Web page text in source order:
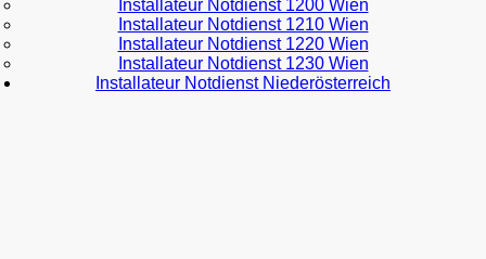
Installateur Notdienst 1200 Wien
Installateur Notdienst 1210 Wien
Installateur Notdienst 1220 Wien
Installateur Notdienst 1230 Wien
Installateur Notdienst Niederösterreich